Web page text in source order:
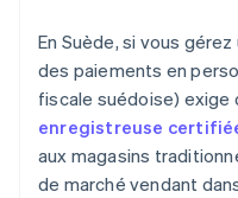
En Suède, si vous
des paiements en
fiscale suédoise) exige
enregistreuse
aux magasins
de marché vendant